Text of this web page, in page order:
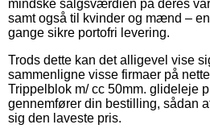
mindske salgsværdien på deres
samt også til kvinder og mænd –
gange sikre portofri levering.
Trods dette kan det alligevel vise
sammenligne visse firmaer på
Trippelblok m/ cc 50mm. glideleje
gennemfører din bestilling, sådan
sig den laveste pris.